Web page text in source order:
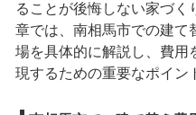
ることが後悔しない家づ
章では、南相馬市での建て
場を具体的に解説し、費用
現するための重要なポイン